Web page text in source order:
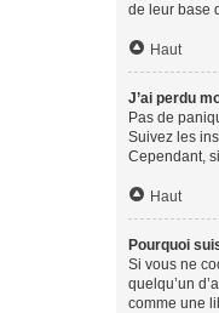
de leur base
Haut
J’ai perdu
Pas de
Suivez les
Cependant,
Haut
Pourquoi
Si vous ne
quelqu’un
comme une